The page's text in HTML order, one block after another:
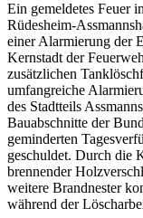
Ein gemeldetes Feuer
Rüdesheim-
einer Alarmierung der
Kernstadt der
zusätzlichen
umfangreiche
des Stadtteils
Bauabschnitte der
geminderten
geschuldet. Durch die
brennender
weitere Brandnester
während der